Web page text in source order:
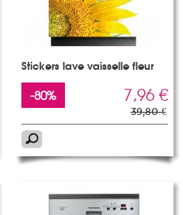
Stickers lave vaisselle fleur
-80% 7,96 €
39,80 €